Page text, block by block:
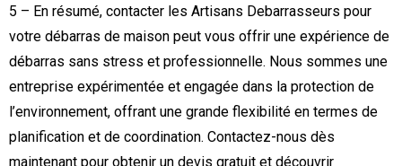
5 – En résumé, contacter les Artisans Debarrasseurs pour
votre débarras de maison peut vous offrir une expérience de
débarras sans stress et professionnelle. Nous sommes une
entreprise expérimentée et engagée dans la protection de
l’environnement, offrant une grande flexibilité en termes de
planification et de coordination. Contactez-nous dès
maintenant pour obtenir un devis gratuit et découvrir